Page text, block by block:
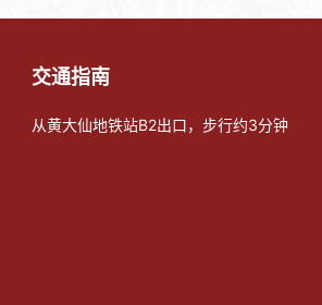
交通指南
从黄大仙地铁站B2出口，步行约3分钟